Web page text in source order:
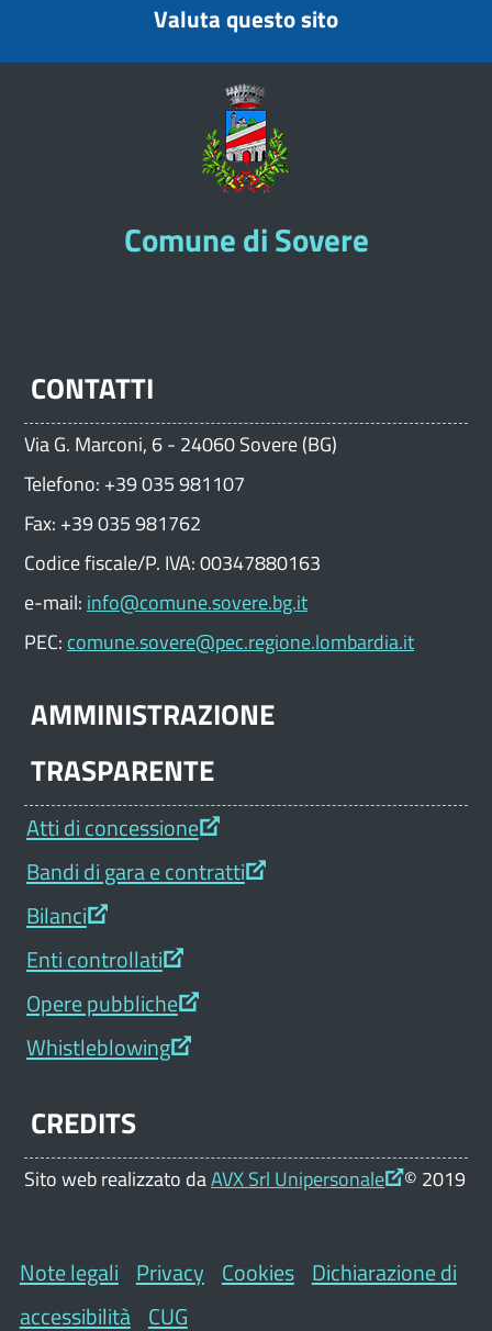
Valuta questo sito
Comune di Sovere
CONTATTI
Via G. Marconi, 6 - 24060 Sovere (BG)
Telefono: +39 035 981107
Fax: +39 035 981762
Codice fiscale/P. IVA: 00347880163
e-mail: info@comune.sovere.bg.it
PEC: comune.sovere@pec.regione.lombardia.it
AMMINISTRAZIONE
TRASPARENTE
Atti di concessione
Bandi di gara e contratti
Bilanci
Enti controllati
Opere pubbliche
Whistleblowing
CREDITS
Sito web realizzato daAVX Srl Unipersonale © 2019
Note legali Privacy Cookies Dichiarazione di
accessibilità CUG